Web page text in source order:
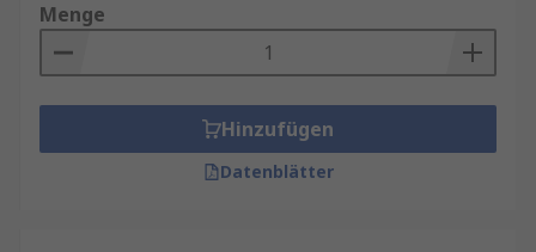
Menge
Hinzufügen
Datenblätter